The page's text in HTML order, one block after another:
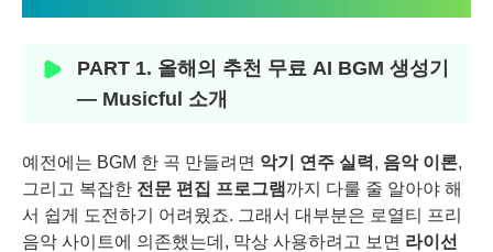
PART 1. 올해의 추천 무료 AI BGM 생성기
— Musicful 소개
예전에는 BGM 한 곡 만들려면 악기 연주 실력 , 음악 이론,
그리고 복잡한 전문 편집 프로그램 까지 다룰 줄 알아야 해
서 쉽게 도전하기 어려웠죠. 그래서 대부분은 로열티 프리
음악 사이트에 의존했는데, 막상 사용하려고 보면 라이선